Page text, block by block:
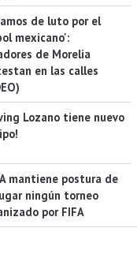
de luto por el
mexicano':
de Morelia
en las calles
Lozano tiene nuevo
mantiene postura de
ningún torneo
por FIFA